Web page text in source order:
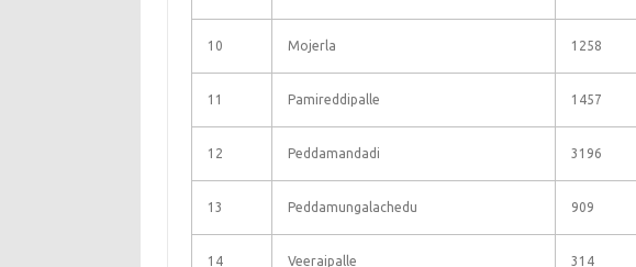
10 Mojerla 1258
11 Pamireddipalle 1457
12 Peddamandadi 3196
13 Peddamungalachedu 909
14 Veeraipalle 314